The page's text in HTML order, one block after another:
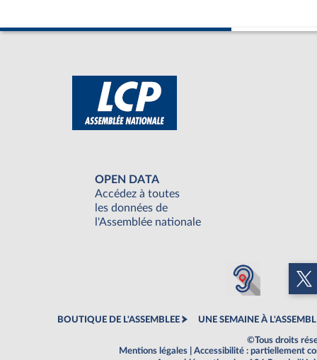
OPEN DATA
Accédez à toutes
les données de
l'Assemblée nationale
BOUTIQUE DE L'ASSEMBLEE UNE SEMAINE À
©Tous droits
Mentions légales
Accessibilité : partiellement